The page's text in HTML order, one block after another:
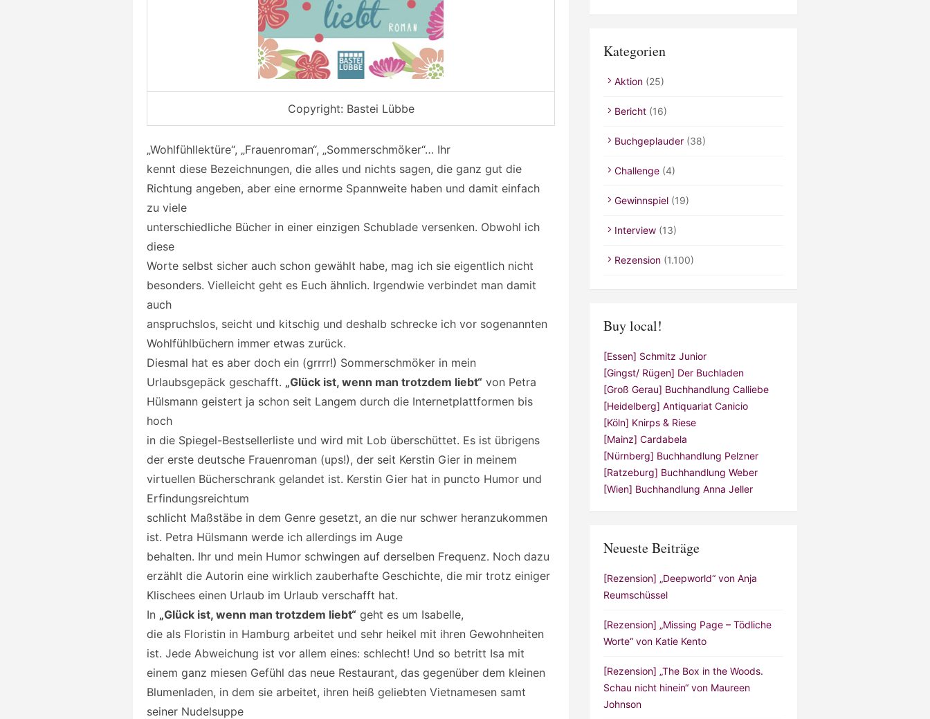
Copyright: Bastei Lübbe
„Wohlfühllektüre“, „Frauenroman“, „Sommerschmöker“… Ihr
kennt diese Bezeichnungen, die alles und nichts sagen, die ganz gut die
Richtung angeben, aber eine ernorme Spannweite haben und damit einfach
zu viele
unterschiedliche Bücher in einer einzigen Schublade versenken. Obwohl ich
diese
Worte selbst sicher auch schon gewählt habe, mag ich sie eigentlich nicht
besonders. Vielleicht geht es Euch ähnlich. Irgendwie verbindet man damit
auch
anspruchslos, seicht und kitschig und deshalb schrecke ich vor sogenannten
Wohlfühlbüchern immer etwas zurück.
Diesmal hat es aber doch ein (grrrr!) Sommerschmöker in mein
Urlaubsgepäck geschafft. „Glück ist, wenn man trotzdem liebt“ von Petra
Hülsmann geistert ja schon seit Langem durch die Internetplattformen bis
hoch
in die Spiegel-Bestsellerliste und wird mit Lob überschüttet. Es ist übrigens
der erste deutsche Frauenroman (ups!), der seit Kerstin Gier in meinem
virtuellen Bücherschrank gelandet ist. Kerstin Gier hat in puncto Humor und
Erfindungsreichtum
schlicht Maßstäbe in dem Genre gesetzt, an die nur schwer heranzukommen
ist. Petra Hülsmann werde ich allerdings im Auge
behalten. Ihr und mein Humor schwingen auf derselben Frequenz. Noch dazu
erzählt die Autorin eine wirklich zauberhafte Geschichte, die mir trotz einiger
Klischees einen Urlaub im Urlaub verschafft hat.
In „Glück ist, wenn man trotzdem liebt“ geht es um Isabelle,
die als Floristin in Hamburg arbeitet und sehr heikel mit ihren Gewohnheiten
ist. Jede Abweichung ist vor allem eines: schlecht! Und so betritt Isa mit
einem ganz miesen Gefühl das neue Restaurant, das gegenüber dem kleinen
Blumenladen, in dem sie arbeitet, ihren heiß geliebten Vietnamesen samt
seiner Nudelsuppe
Kategorien
Aktion (25)
Bericht (16)
Buchgeplauder (38)
Challenge (4)
Gewinnspiel (19)
Interview (13)
Rezension (1.100)
Buy local!
[Essen] Schmitz Junior
[Gingst/ Rügen] Der Buchladen
[Groß Gerau] Buchhandlung Calliebe
[Heidelberg] Antiquariat Canicio
[Köln] Knirps & Riese
[Mainz] Cardabela
[Nürnberg] Buchhandlung Pelzner
[Ratzeburg] Buchhandlung Weber
[Wien] Buchhandlung Anna Jeller
Neueste Beiträge
[Rezension] „Deepworld“ von Anja
Reumschüssel
[Rezension] „Missing Page – Tödliche
Worte“ von Katie Kento
[Rezension] „The Box in the Woods.
Schau nicht hinein“ von Maureen
Johnson